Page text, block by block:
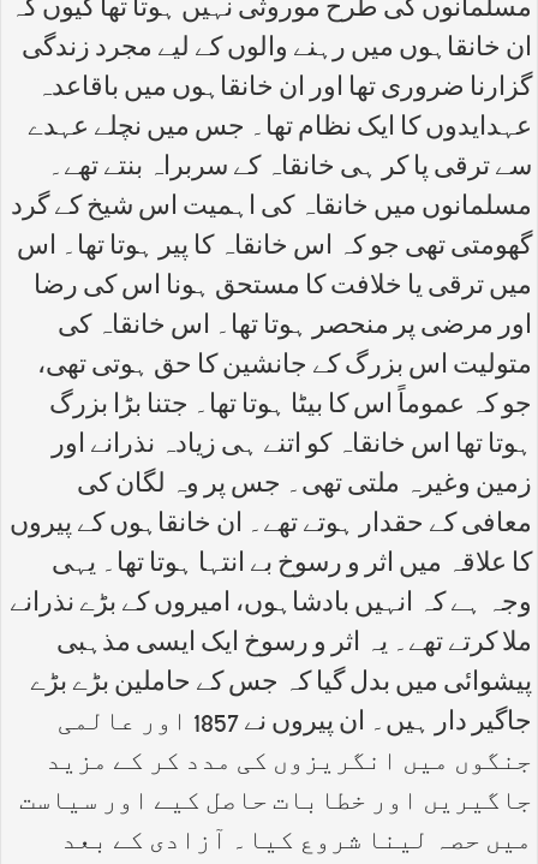
مسلمانوں کی طرح موروثی نہیں ہوتا تھا کیوں کہ
ان خانقاہوں میں رہنے والوں کے لیے مجرد زندگی
گزارنا ضروری تھا اور ان خانقاہوں میں باقاعدہ
عہدایدوں کا ایک نظام تھا۔ جس میں نچلے عہدے
سے ترقی پا کر ہی خانقاہ کے سربراہ بنتے تھے۔
مسلمانوں میں خانقاہ کی اہمیت اس شیخ کے گرد
گھومتی تھی جو کہ اس خانقاہ کا پیر ہوتا تھا۔ اس
میں ترقی یا خلافت کا مستحق ہونا اس کی رضا
اور مرضی پر منحصر ہوتا تھا۔ اس خانقاہ کی
متولیت اس بزرگ کے جانشین کا حق ہوتی تھی،
جو کہ عموماً اس کا بیٹا ہوتا تھا۔ جتنا بڑا بزرگ
ہوتا تھا اس خانقاہ کو اتنے ہی زیادہ نذرانے اور
زمین وغیرہ ملتی تھی۔ جس پر وہ لگان کی
معافی کے حقدار ہوتے تھے۔ ان خانقاہوں کے پیروں
کا علاقہ میں اثر و رسوخ بے انتہا ہوتا تھا۔ یہی
وجہ ہے کہ انہیں بادشاہوں، امیروں کے بڑے نذرانے
ملا کرتے تھے۔ یہ اثر و رسوخ ایک ایسی مذہبی
پیشوائی میں بدل گیا کہ جس کے حاملین بڑے بڑے
جاگیر دار ہیں۔ ان پیروں نے 1857 اور عالمی
جنگوں میں انگریزوں کی مدد کر کے مزید
جاگیریں اور خطابات حاصل کیے اور سیاست
میں حصہ لینا شروع کیا۔ آزادی کے بعد